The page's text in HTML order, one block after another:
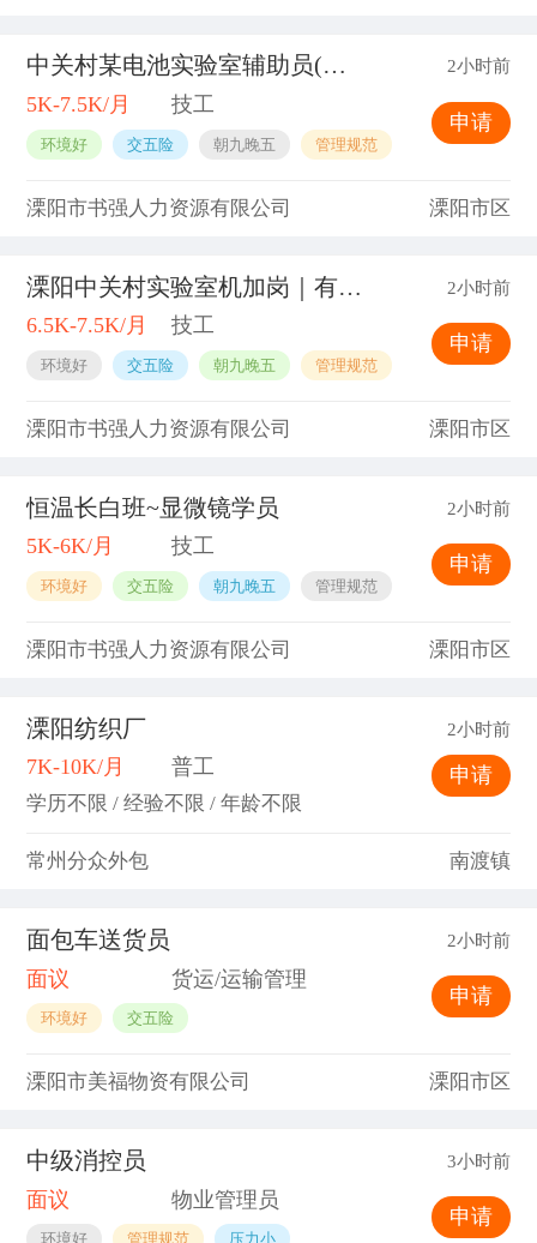
中关村某电池实验室辅助员(小试阶段) 2小时前
5K-7.5K/月 技工
环境好 交五险 朝九晚五 管理规范
申请
溧阳市书强人力资源有限公司 溧阳市区
溧阳中关村实验室机加岗｜有基础即可投！ 2小时前
6.5K-7.5K/月 技工
环境好 交五险 朝九晚五 管理规范
申请
溧阳市书强人力资源有限公司 溧阳市区
恒温长白班~显微镜学员 2小时前
5K-6K/月 技工
环境好 交五险 朝九晚五 管理规范
申请
溧阳市书强人力资源有限公司 溧阳市区
溧阳纺织厂 2小时前
7K-10K/月 普工
学历不限 / 经验不限 / 年龄不限
申请
常州分众外包 南渡镇
面包车送货员 2小时前
面议 货运/运输管理
环境好 交五险
申请
溧阳市美福物资有限公司 溧阳市区
中级消控员 3小时前
面议 物业管理员
环境好 管理规范 压力小
申请